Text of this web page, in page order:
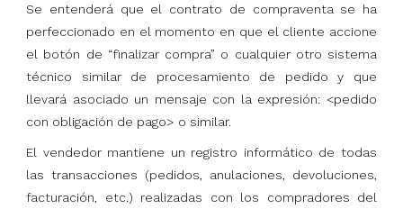
Se entenderá que el contrato de compraventa se ha
perfeccionado en el momento en que el cliente accione
el botón de “finalizar compra” o cualquier otro sistema
técnico similar de procesamiento de pedido y que
llevará asociado un mensaje con la expresión: <pedido
con obligación de pago> o similar.
El vendedor mantiene un registro informático de todas
las transacciones (pedidos, anulaciones, devoluciones,
facturación, etc.) realizadas con los compradores del